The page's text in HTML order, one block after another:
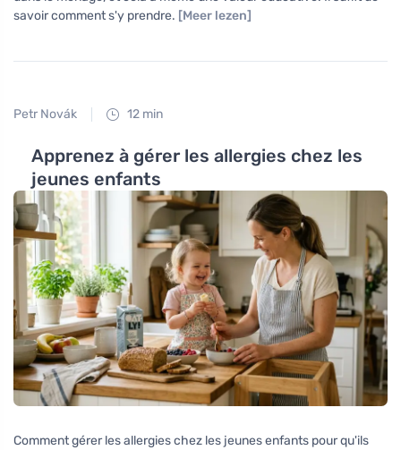
savoir comment s'y prendre. [Meer lezen]
Petr Novák 12 min
Apprenez à gérer les allergies chez les
jeunes enfants
Comment gérer les allergies chez les jeunes enfants pour qu'ils